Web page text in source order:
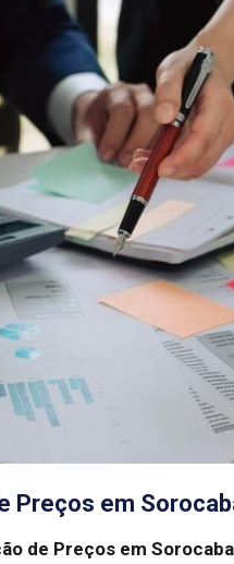
Preços em
de Preços em